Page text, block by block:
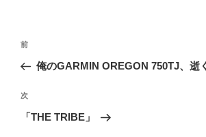
投
ナ
ビ
ゲ
前
の
稿
前
俺のGARMIN OREGON 750TJ、逝
次
の
次
「THE TRIBE」